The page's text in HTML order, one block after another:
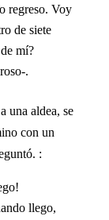
regreso. Voy
de siete
mí?
.
una aldea, se
con un
:
llego,